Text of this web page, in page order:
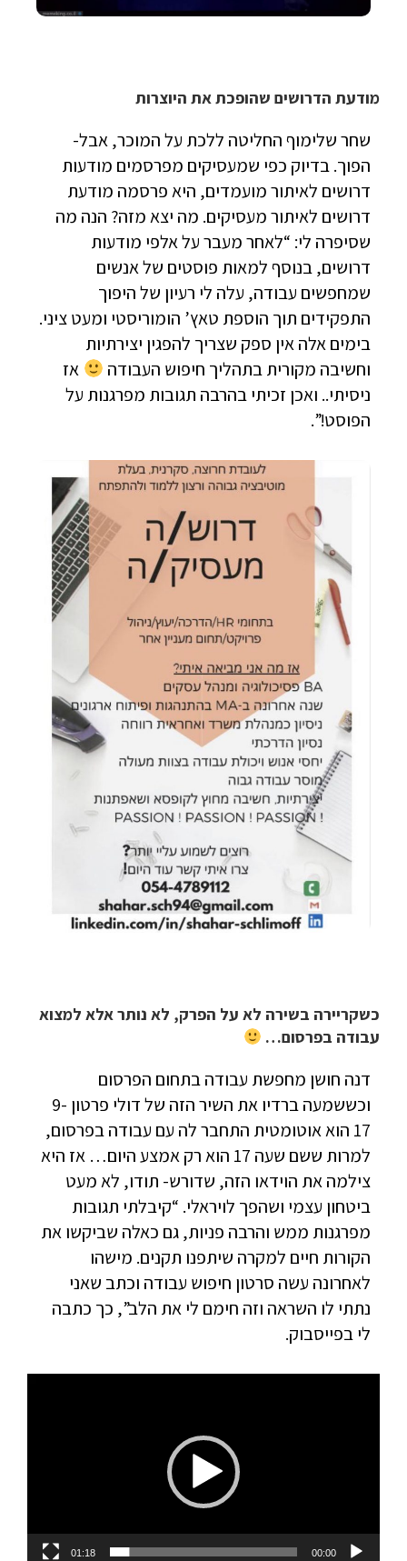
מודעת הדרושים שהופכת את היוצרות
שחר שלימוף החליטה ללכת על המוכר, אבל-
הפוך. בדיוק כפי שמעסיקים מפרסמים מודעות
דרושים לאיתור מועמדים, היא פרסמה מודעת
דרושים לאיתור מעסיקים. מה יצא מזה? הנה מה
שסיפרה לי: “לאחר מעבר על אלפי מודעות
דרושים, בנוסף למאות פוסטים של אנשים
שמחפשים עבודה, עלה לי רעיון של היפוך
התפקידים תוך הוספת טאץ’ הומוריסטי ומעט ציני.
בימים אלה אין ספק שצריך להפגין יצירתיות
וחשיבה מקורית בתהליך חיפוש העבודה
אז
ניסיתי.. ואכן זכיתי בהרבה תגובות מפרגנות על
הפוסט!”.
כשקריירה בשירה לא על הפרק, לא נותר אלא למצוא
עבודה בפרסום…
דנה חושן מחפשת עבודה בתחום הפרסום
וכששמעה ברדיו את השיר הזה של דולי פרטון 9-
17 הוא אוטומטית התחבר לה עם עבודה בפרסום,
למרות ששם שעה 17 הוא רק אמצע היום… אז היא
צילמה את הוידאו הזה, שדורש- תודו, לא מעט
ביטחון עצמי ושהפך לויראלי. “קיבלתי תגובות
מפרגנות ממש והרבה פניות, גם כאלה שביקשו את
הקורות חיים למקרה שיתפנו תקנים. מישהו
לאחרונה עשה סרטון חיפוש עבודה וכתב שאני
נתתי לו השראה וזה חימם לי את הלב”, כך כתבה
לי בפייסבוק.
00:00
01:18